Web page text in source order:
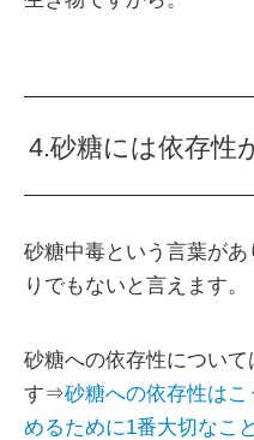
4.砂糖には依存性
砂糖中毒という言葉が
りでもないと言えます。
砂糖への依存性につい
す⇒砂糖への依存性は
めるために1番大切なこ